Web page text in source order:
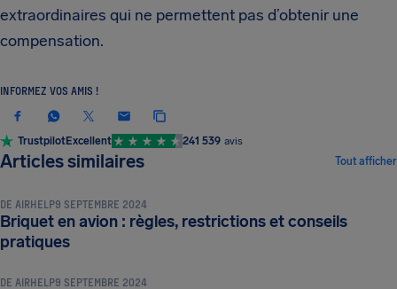
extraordinaires qui ne permettent pas d’obtenir une
compensation.
INFORMEZ VOS AMIS !
TrustpilotExcellent 241 539 avis
Articles similaires Tout afficher
BAGAGES ET RÈGLES DE SÉCURITÉ
DE AIRHELP9 SEPTEMBRE 2024
Briquet en avion : règles, restrictions et conseils
pratiques
BAGAGES ET RÈGLES DE SÉCURITÉ
DE AIRHELP9 SEPTEMBRE 2024